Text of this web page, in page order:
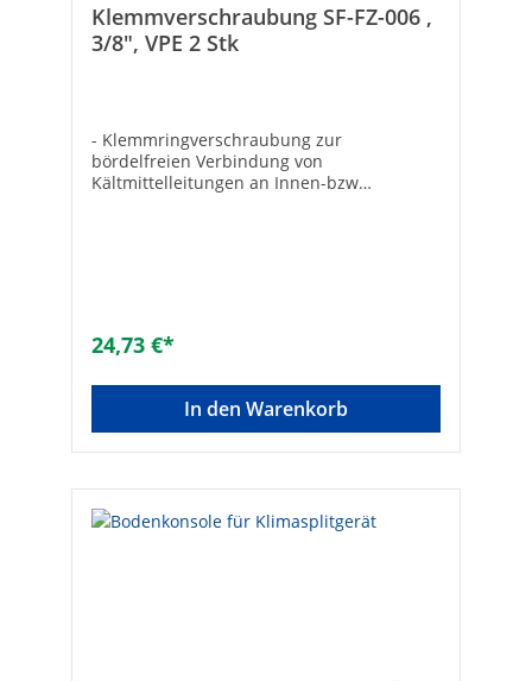
Klemmverschraubung SF-FZ-006 ,
3/8", VPE 2 Stk
- Klemmringverschraubung zur
bördelfreien Verbindung von
Kältmittelleitungen an Innen-bzw
24,73 €*
In den Warenkorb